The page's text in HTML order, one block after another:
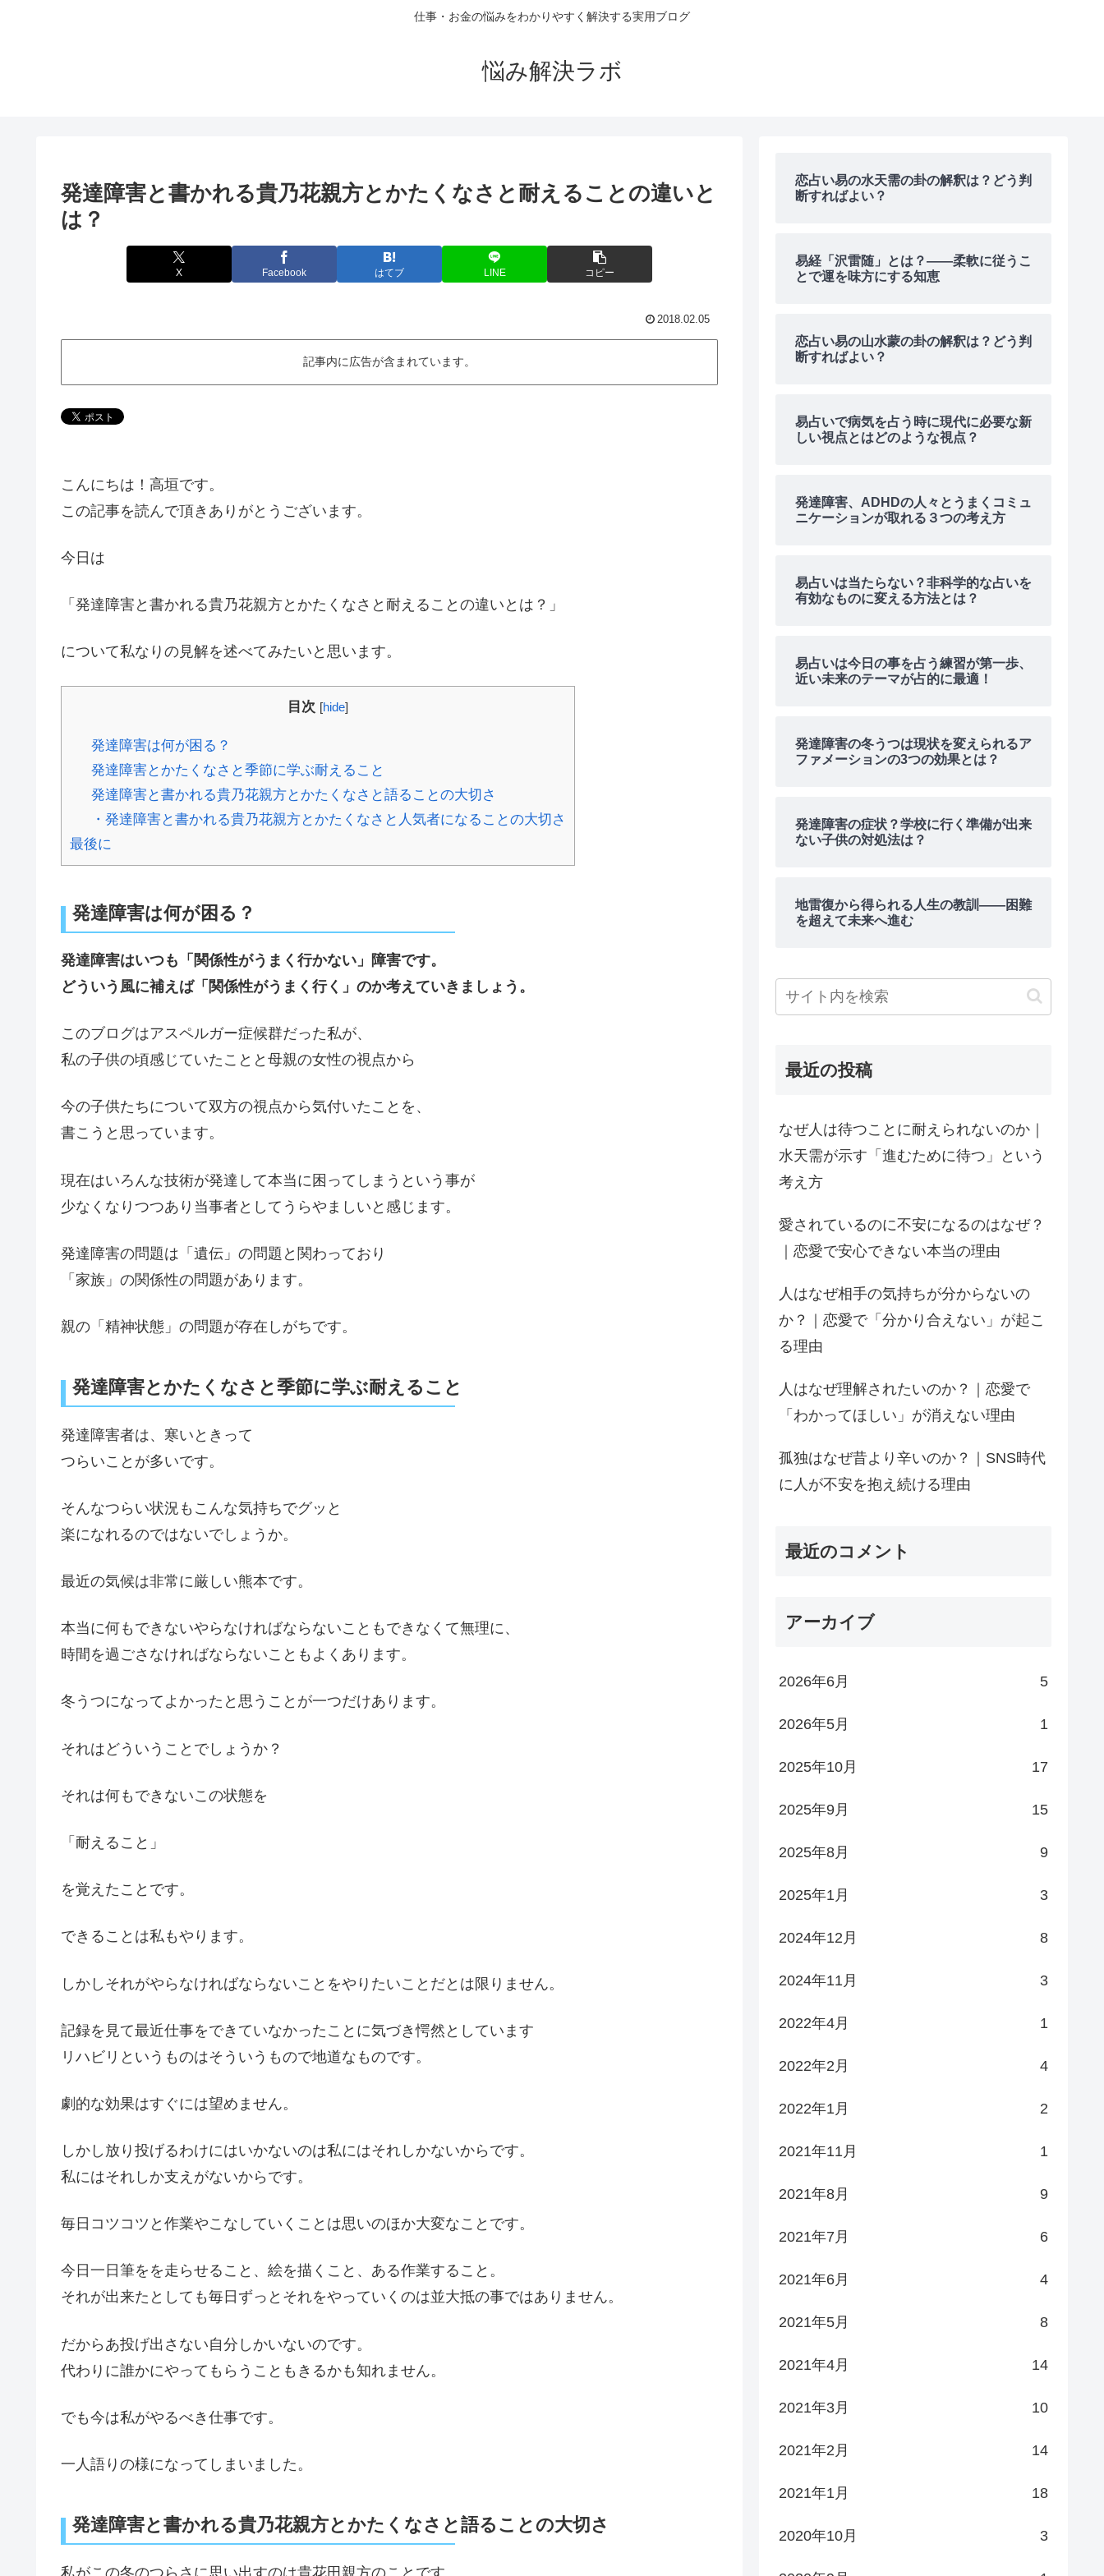
仕事・お金の悩みをわかりやすく解決する実用ブログ
悩み解決ラボ
発達障害と書かれる貴乃花親方とかたくなさと耐えることの違いと
は？
X Facebook はてブ LINE コピー
2018.02.05
記事内に広告が含まれています。
こんにちは！高垣です。
この記事を読んで頂きありがとうございます。
今日は
「発達障害と書かれる貴乃花親方とかたくなさと耐えることの違いとは？」
について私なりの見解を述べてみたいと思います。
目次 [hide]
発達障害は何が困る？
発達障害とかたくなさと季節に学ぶ耐えること
発達障害と書かれる貴乃花親方とかたくなさと語ることの大切さ
・発達障害と書かれる貴乃花親方とかたくなさと人気者になることの大切さ
最後に
発達障害は何が困る？
発達障害はいつも「関係性がうまく行かない」障害です。
どういう風に補えば「関係性がうまく行く」のか考えていきましょう。
このブログはアスペルガー症候群だった私が、
私の子供の頃感じていたことと母親の女性の視点から
今の子供たちについて双方の視点から気付いたことを、
書こうと思っています。
現在はいろんな技術が発達して本当に困ってしまうという事が
少なくなりつつあり当事者としてうらやましいと感じます。
発達障害の問題は「遺伝」の問題と関わっており
「家族」の関係性の問題があります。
親の「精神状態」の問題が存在しがちです。
発達障害とかたくなさと季節に学ぶ耐えること
発達障害者は、寒いときって
つらいことが多いです。
そんなつらい状況もこんな気持ちでグッと
楽になれるのではないでしょうか。
最近の気候は非常に厳しい熊本です。
本当に何もできないやらなければならないこともできなくて無理に、
時間を過ごさなければならないこともよくあります。
冬うつになってよかったと思うことが一つだけあります。
それはどういうことでしょうか？
それは何もできないこの状態を
「耐えること」
を覚えたことです。
できることは私もやります。
しかしそれがやらなければならないことをやりたいことだとは限りません。
記録を見て最近仕事をできていなかったことに気づき愕然としています
リハビリというものはそういうもので地道なものです。
劇的な効果はすぐには望めません。
しかし放り投げるわけにはいかないのは私にはそれしかないからです。
私にはそれしか支えがないからです。
毎日コツコツと作業やこなしていくことは思いのほか大変なことです。
今日一日筆をを走らせること、絵を描くこと、ある作業すること。
それが出来たとしても毎日ずっとそれをやっていくのは並大抵の事ではありません。
だからあ投げ出さない自分しかいないのです。
代わりに誰かにやってもらうこともきるかも知れません。
でも今は私がやるべき仕事です。
一人語りの様になってしまいました。
発達障害と書かれる貴乃花親方とかたくなさと語ることの大切さ
私がこの冬のつらさに思い出すのは貴花田親方のことです。
恋占い易の水天需の卦の解釈は？どう判
断すればよい？
易経「沢雷随」とは？――柔軟に従うこ
とで運を味方にする知恵
恋占い易の山水蒙の卦の解釈は？どう判
断すればよい？
易占いで病気を占う時に現代に必要な新
しい視点とはどのような視点？
発達障害、ADHDの人々とうまくコミュ
ニケーションが取れる３つの考え方
易占いは当たらない？非科学的な占いを
有効なものに変える方法とは？
易占いは今日の事を占う練習が第一歩、
近い未来のテーマが占的に最適！
発達障害の冬うつは現状を変えられるア
ファメーションの3つの効果とは？
発達障害の症状？学校に行く準備が出来
ない子供の対処法は？
地雷復から得られる人生の教訓――困難
を超えて未来へ進む
最近の投稿
なぜ人は待つことに耐えられないのか｜
水天需が示す「進むために待つ」という
考え方
愛されているのに不安になるのはなぜ？
｜恋愛で安心できない本当の理由
人はなぜ相手の気持ちが分からないの
か？｜恋愛で「分かり合えない」が起こ
る理由
人はなぜ理解されたいのか？｜恋愛で
「わかってほしい」が消えない理由
孤独はなぜ昔より辛いのか？｜SNS時代
に人が不安を抱え続ける理由
最近のコメント
アーカイブ
2026年6月 5
2026年5月 1
2025年10月 17
2025年9月 15
2025年8月 9
2025年1月 3
2024年12月 8
2024年11月 3
2022年4月 1
2022年2月 4
2022年1月 2
2021年11月 1
2021年8月 9
2021年7月 6
2021年6月 4
2021年5月 8
2021年4月 14
2021年3月 10
2021年2月 14
2021年1月 18
2020年10月 3